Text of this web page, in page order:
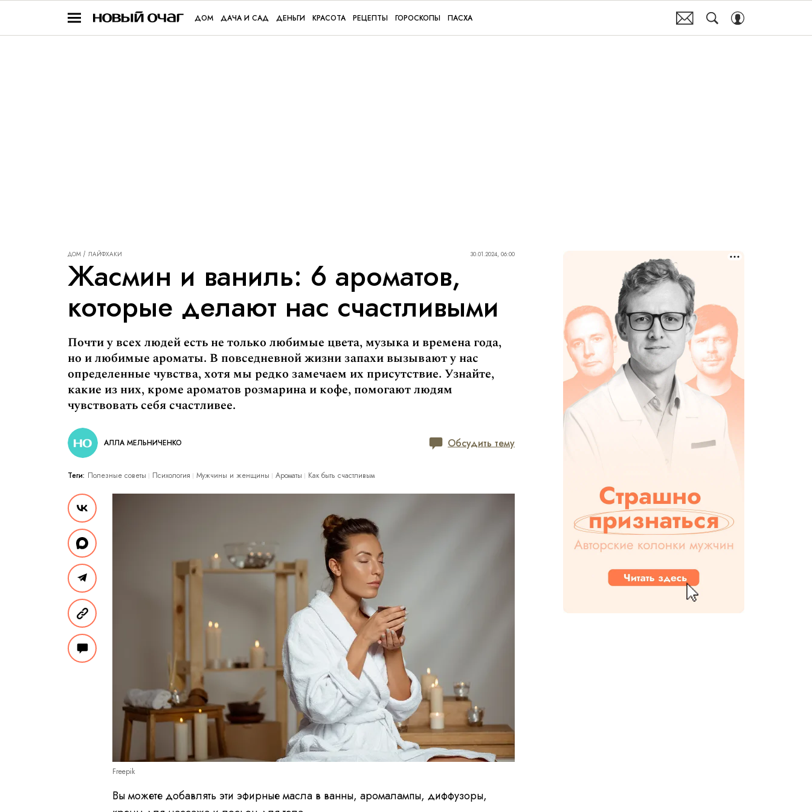
ДОМ ДАЧА И САД ДЕНЬГИ КРАСОТА РЕЦЕПТЫ ГОРОСКОПЫ ПАСХА
ДОМ ЛАЙФХАКИ 30.01.2024, 06:00
Жасмин и ваниль: 6 ароматов,
которые делают нас счастливыми
Почти у всех людей есть не только любимые цвета, музыка и времена года,
но и любимые ароматы. В повседневной жизни запахи вызывают у нас
определенные чувства, хотя мы редко замечаем их присутствие. Узнайте,
какие из них, кроме ароматов розмарина и кофе, помогают людям
чувствовать себя счастливее.
АЛЛА МЕЛЬНИЧЕНКО Обсудить тему
Теги: Полезные советы Психология Мужчины и женщины Ароматы Как быть счастливым
Freepik
Вы можете добавлять эти эфирные масла в ванны, аромалампы, диффузоры,